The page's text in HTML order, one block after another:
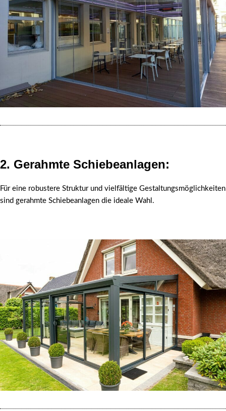
2. Gerahmte Schiebeanlagen:
Für eine robustere Struktur und vielfältige Gestaltungsmöglichkeiten
sind gerahmte Schiebeanlagen die ideale Wahl.